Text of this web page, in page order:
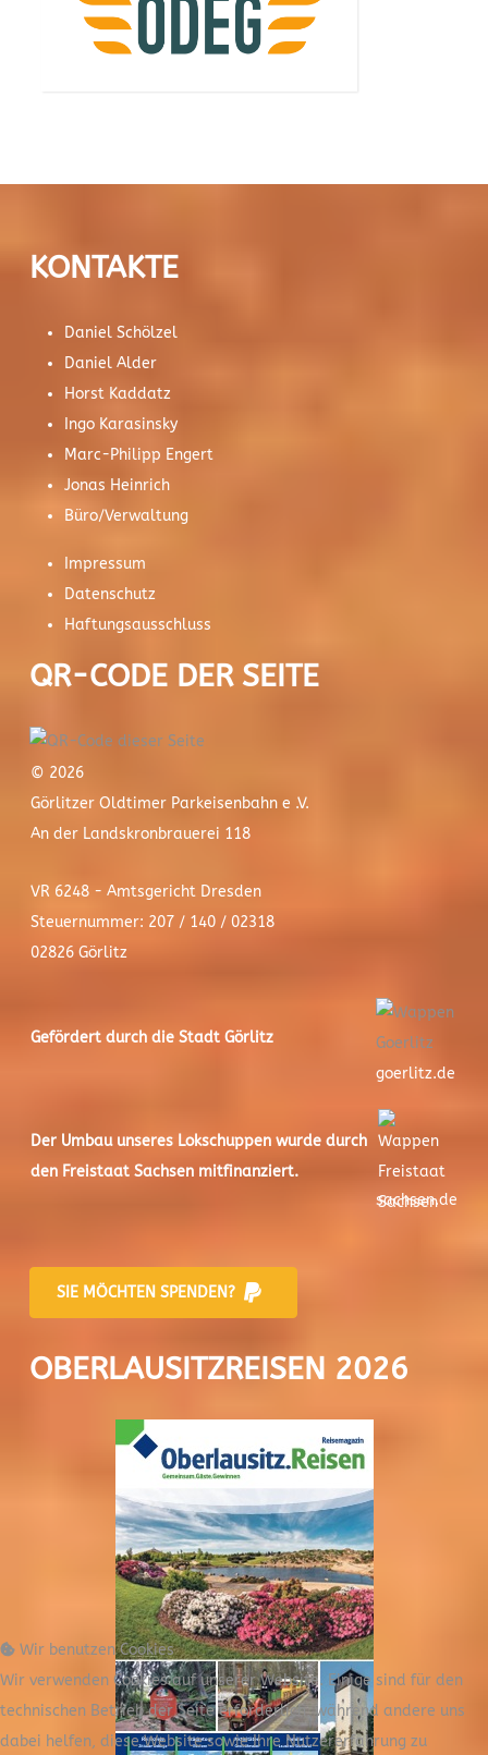
KONTAKTE
Daniel Schölzel
Daniel Alder
Horst Kaddatz
Ingo Karasinsky
Marc-Philipp Engert
Jonas Heinrich
Büro/Verwaltung
Impressum
Datenschutz
Haftungsausschluss
QR-CODE DER SEITE
© 2026
Görlitzer Oldtimer Parkeisenbahn e .V.
An der Landskronbrauerei 118
VR 6248 - Amtsgericht Dresden
Steuernummer: 207 / 140 / 02318
02826 Görlitz
Gefördert durch die Stadt Görlitz
goerlitz.de
Der Umbau unseres Lokschuppen wurde durch
den Freistaat Sachsen mitfinanziert.
sachsen.de
SIE MÖCHTEN SPENDEN?
OBERLAUSITZREISEN 2026
Wir benutzen Cookies
Wir verwenden Cookies auf unserer Website. Einige sind für den
technischen Betrieb der Seite erforderlich, während andere uns
dabei helfen, diese Website sowie Ihre Nutzererfahrung zu